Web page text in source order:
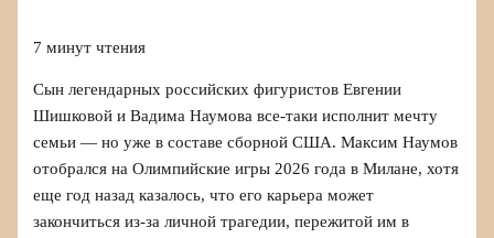
7 минут чтения
Сын легендарных российских фигуристов Евгении
Шишковой и Вадима Наумова все-таки исполнит мечту
семьи — но уже в составе сборной США. Максим Наумов
отобрался на Олимпийские игры 2026 года в Милане, хотя
еще год назад казалось, что его карьера может
закончиться из‑за личной трагедии, пережитой им в